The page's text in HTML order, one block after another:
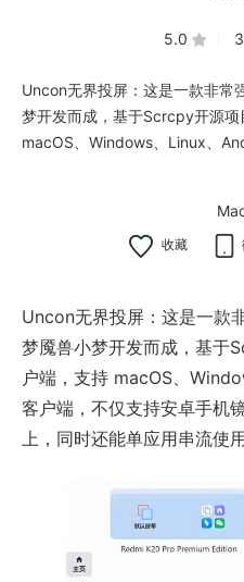
5.0
Uncon无界投屏：这是一款非常
梦开发而成，基于Scrcpy开源
macOS、Windows、Linux、
Uncon无界投屏：这是一款
梦魇兽小梦开发而成，基于
户端，支持 macOS、
客户端，不仅支持安卓手机
上，同时还能单应用串流使用